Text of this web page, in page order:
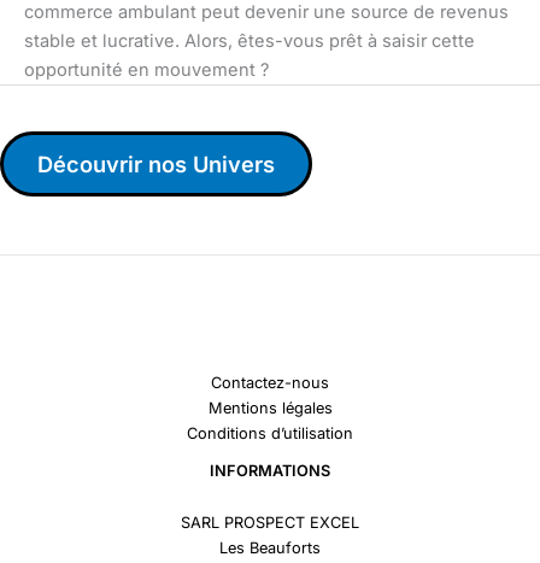
commerce ambulant peut devenir une source de revenus
stable et lucrative. Alors, êtes-vous prêt à saisir cette
opportunité en mouvement ?
Découvrir nos Univers
Contactez-nous
Mentions légales
Conditions d’utilisation
INFORMATIONS
SARL PROSPECT EXCEL
Les Beauforts